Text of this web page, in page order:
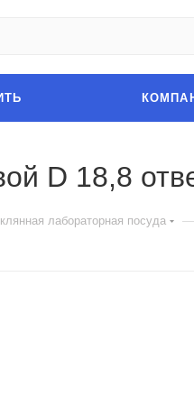
D 18,8
лабораторная посуда